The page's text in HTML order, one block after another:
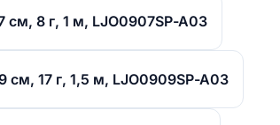
см, 8 г, 1 м, LJO0907SP-A03
см, 17 г, 1,5 м, LJO0909SP-A03